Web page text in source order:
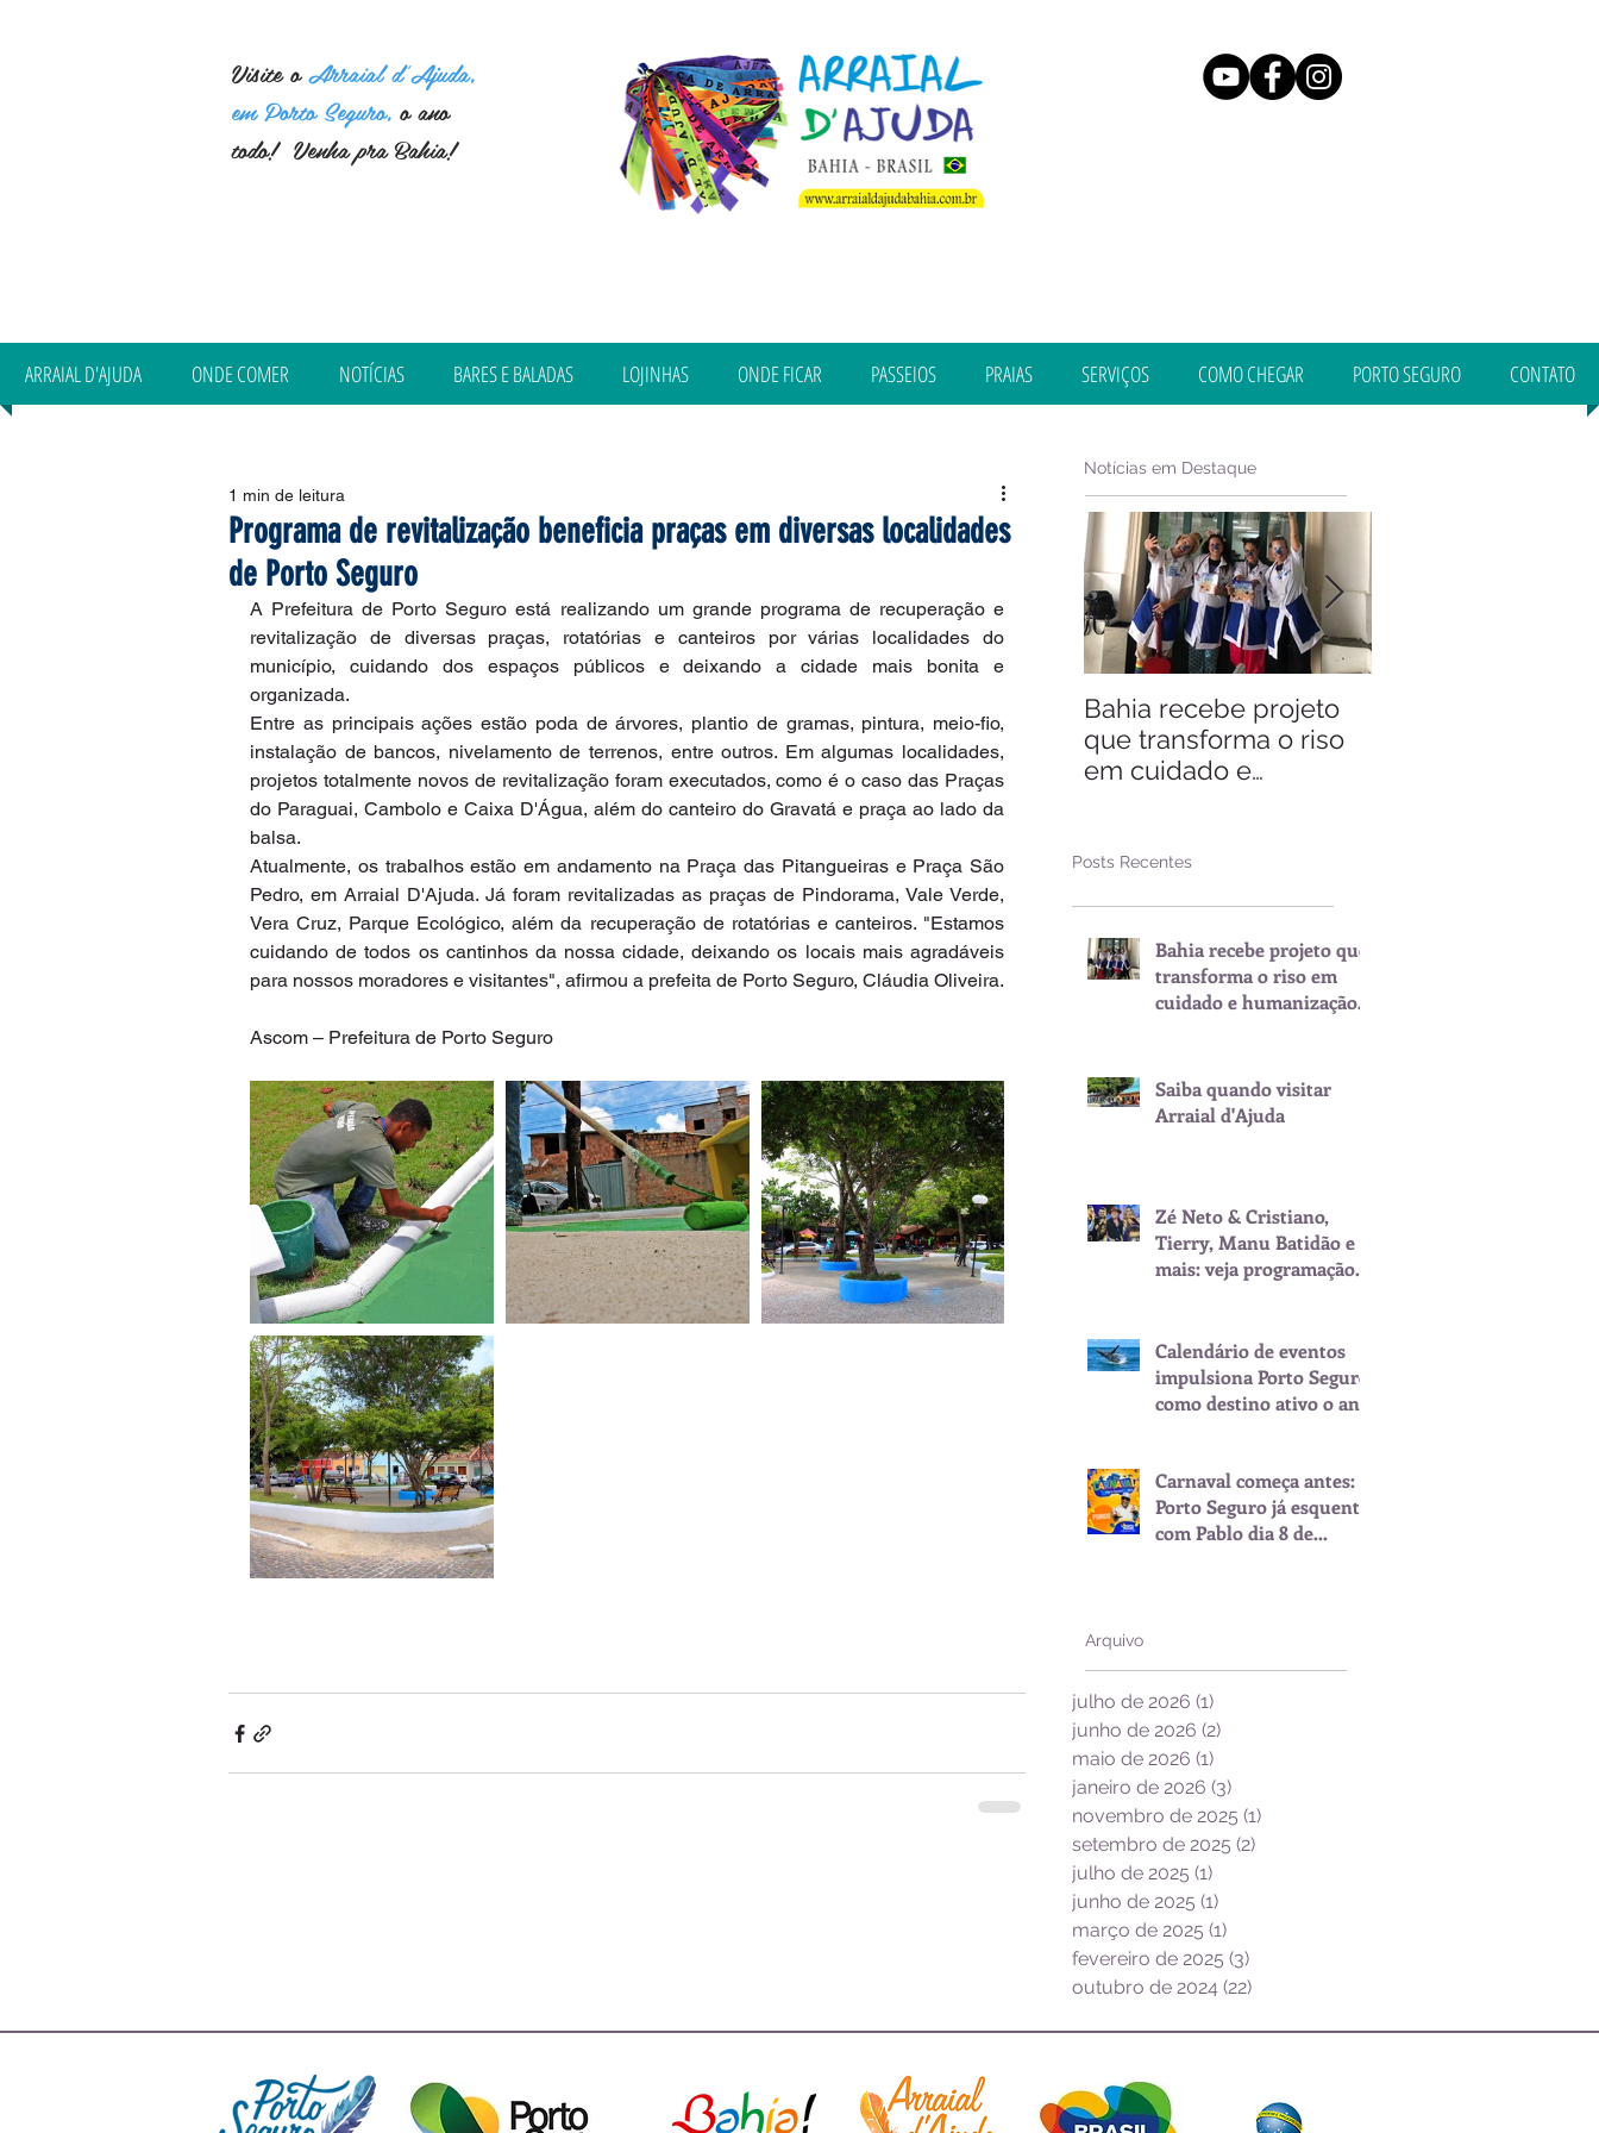
Visite oArraial d'Ajuda,
em Porto Seguro, o ano
todo! Venha pra Bahia!
ARRAIAL D'AJUDA ONDE COMER NOTÍCIAS BARES E BALADAS LOJINHAS ONDE FICAR PASSEIOS PRAIAS SERVIÇOS COMO CHEGAR PORTO SEGURO CONTATO
Programa de revitalização beneficia praças em diversas localidades
de Porto Seguro
1 min de leitura
A Prefeitura de Porto Seguro está realizando um grande programa de recuperação e
revitalização de diversas praças, rotatórias e canteiros por várias localidades do
município, cuidando dos espaços públicos e deixando a cidade mais bonita e
organizada.
Entre as principais ações estão poda de árvores, plantio de gramas, pintura, meio-fio,
instalação de bancos, nivelamento de terrenos, entre outros. Em algumas localidades,
projetos totalmente novos de revitalização foram executados, como é o caso das Praças
do Paraguai, Cambolo e Caixa D'Água, além do canteiro do Gravatá e praça ao lado da
balsa.
Atualmente, os trabalhos estão em andamento na Praça das Pitangueiras e Praça São
Pedro, em Arraial D'Ajuda. Já foram revitalizadas as praças de Pindorama, Vale Verde,
Vera Cruz, Parque Ecológico, além da recuperação de rotatórias e canteiros. "Estamos
cuidando de todos os cantinhos da nossa cidade, deixando os locais mais agradáveis
para nossos moradores e visitantes", afirmou a prefeita de Porto Seguro, Cláudia Oliveira.
Ascom – Prefeitura de Porto Seguro
Notícias em Destaque
Bahia recebe projeto
que transforma o riso
em cuidado e
Posts Recentes
Bahia recebe projeto que
transforma o riso em
cuidado e humanização
Saiba quando visitar
Arraial d'Ajuda
Zé Neto & Cristiano,
Tierry, Manu Batidão e
mais: veja programação
Calendário de eventos
impulsiona Porto Seguro
como destino ativo o ano
Carnaval começa antes:
Porto Seguro já esquenta
com Pablo dia 8 de
Arquivo
julho de 2026 (1)
junho de 2026 (2)
maio de 2026 (1)
janeiro de 2026 (3)
novembro de 2025 (1)
setembro de 2025 (2)
julho de 2025 (1)
junho de 2025 (1)
março de 2025 (1)
fevereiro de 2025 (3)
outubro de 2024 (22)